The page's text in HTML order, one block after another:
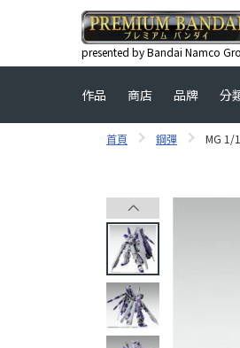
presented by Bandai Namco
作品 商店 品牌 分
首頁 鋼彈 MG 1/